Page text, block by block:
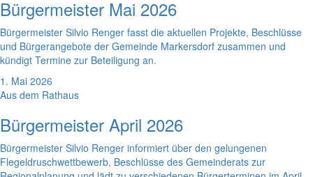
Bürgermeister Mai 2026
Bürgermeister Silvio Renger fasst die aktuellen Projekte, Beschlüsse
und Bürgerangebote der Gemeinde Markersdorf zusammen und
kündigt Termine zur Beteiligung an.
1. Mai 2026
Aus dem Rathaus
Bürgermeister April 2026
Bürgermeister Silvio Renger informiert über den gelungenen
Flegeldruschwettbewerb, Beschlüsse des Gemeinderats zur